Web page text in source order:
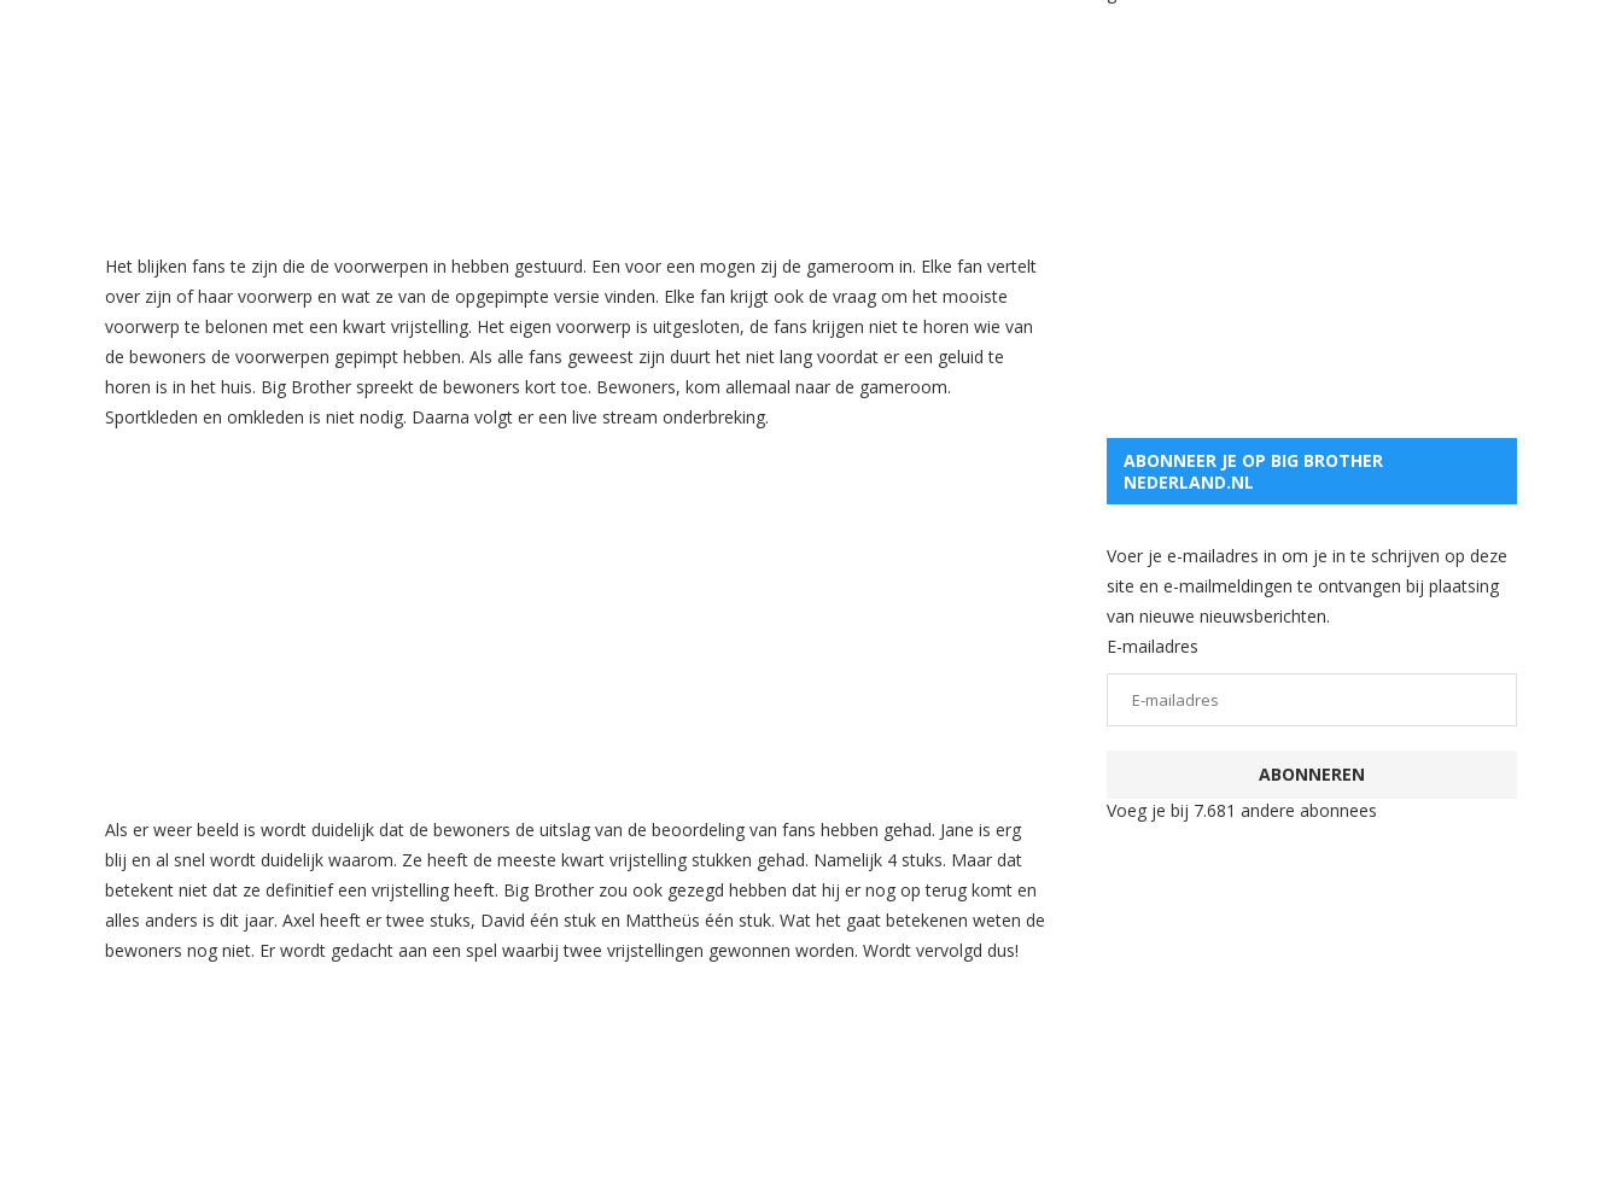
Het blijken fans te zijn die de voorwerpen in hebben gestuurd. Een voor een mogen zij de gameroom in. Elke fan vertelt
over zijn of haar voorwerp en wat ze van de opgepimpte versie vinden. Elke fan krijgt ook de vraag om het mooiste
voorwerp te belonen met een kwart vrijstelling. Het eigen voorwerp is uitgesloten, de fans krijgen niet te horen wie van
de bewoners de voorwerpen gepimpt hebben. Als alle fans geweest zijn duurt het niet lang voordat er een geluid te
horen is in het huis. Big Brother spreekt de bewoners kort toe. Bewoners, kom allemaal naar de gameroom.
Sportkleden en omkleden is niet nodig. Daarna volgt er een live stream onderbreking.
Als er weer beeld is wordt duidelijk dat de bewoners de uitslag van de beoordeling van fans hebben gehad. Jane is erg
blij en al snel wordt duidelijk waarom. Ze heeft de meeste kwart vrijstelling stukken gehad. Namelijk 4 stuks. Maar dat
betekent niet dat ze definitief een vrijstelling heeft. Big Brother zou ook gezegd hebben dat hij er nog op terug komt en
alles anders is dit jaar. Axel heeft er twee stuks, David één stuk en Mattheüs één stuk. Wat het gaat betekenen weten de
bewoners nog niet. Er wordt gedacht aan een spel waarbij twee vrijstellingen gewonnen worden. Wordt vervolgd dus!
ABONNEER JE OP BIG BROTHER
NEDERLAND.NL
Voer je e-mailadres in om je in te schrijven op deze
site en e-mailmeldingen te ontvangen bij plaatsing
van nieuwe nieuwsberichten.
E-mailadres
ABONNEREN
Voeg je bij 7.681 andere abonnees